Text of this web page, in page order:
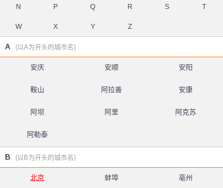
N P Q R S T
W X Y Z
A (以A为开头的城市名)
安庆 安顺 安阳
鞍山 阿拉善 安康
阿坝 阿里 阿克苏
阿勒泰
B (以B为开头的城市名)
北京 蚌埠 亳州